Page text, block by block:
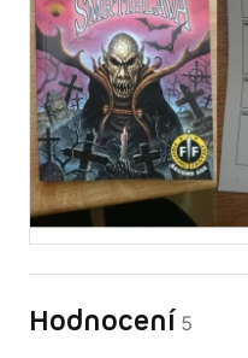
Hodnocení 5